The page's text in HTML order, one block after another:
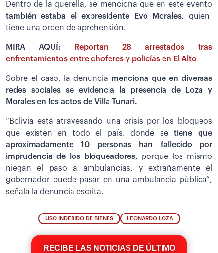
Dentro de la querella, se menciona que en este evento
también estaba el expresidente Evo Morales, quien
tiene una orden de aprehensión.
MIRA AQUÍ:
Reportan 28 arrestados tras
enfrentamientos entre choferes y policías en El Alto
Sobre el caso, la denuncia menciona que en diversas
redes sociales se evidencia la presencia de Loza y
Morales en los actos de Villa Tunari.
“Bolivia está atravesando una crisis por los bloqueos
que existen en todo el país, donde se tiene que
aproximadamente 10 personas han fallecido por
imprudencia de los bloqueadores, porque los mismo
niegan el paso a ambulancias, y extrañamente el
gobernador puede pasar en una ambulancia pública”,
señala la denuncia escrita.
USO INDEBIDO DE BIENES ​LEONARDO LOZA
RECIBE LAS NOTICIAS DE ÚLTIMO